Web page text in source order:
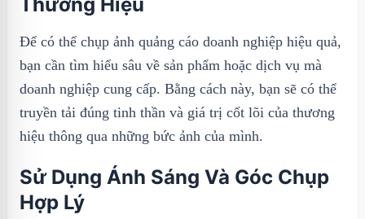
Thương Hiệu
Để có thể chụp ảnh quảng cáo doanh nghiệp hiệu quả,
bạn cần tìm hiểu sâu về sản phẩm hoặc dịch vụ mà
doanh nghiệp cung cấp. Bằng cách này, bạn sẽ có thể
truyền tải đúng tinh thần và giá trị cốt lõi của thương
hiệu thông qua những bức ảnh của mình.
Sử Dụng Ánh Sáng Và Góc Chụp
Hợp Lý